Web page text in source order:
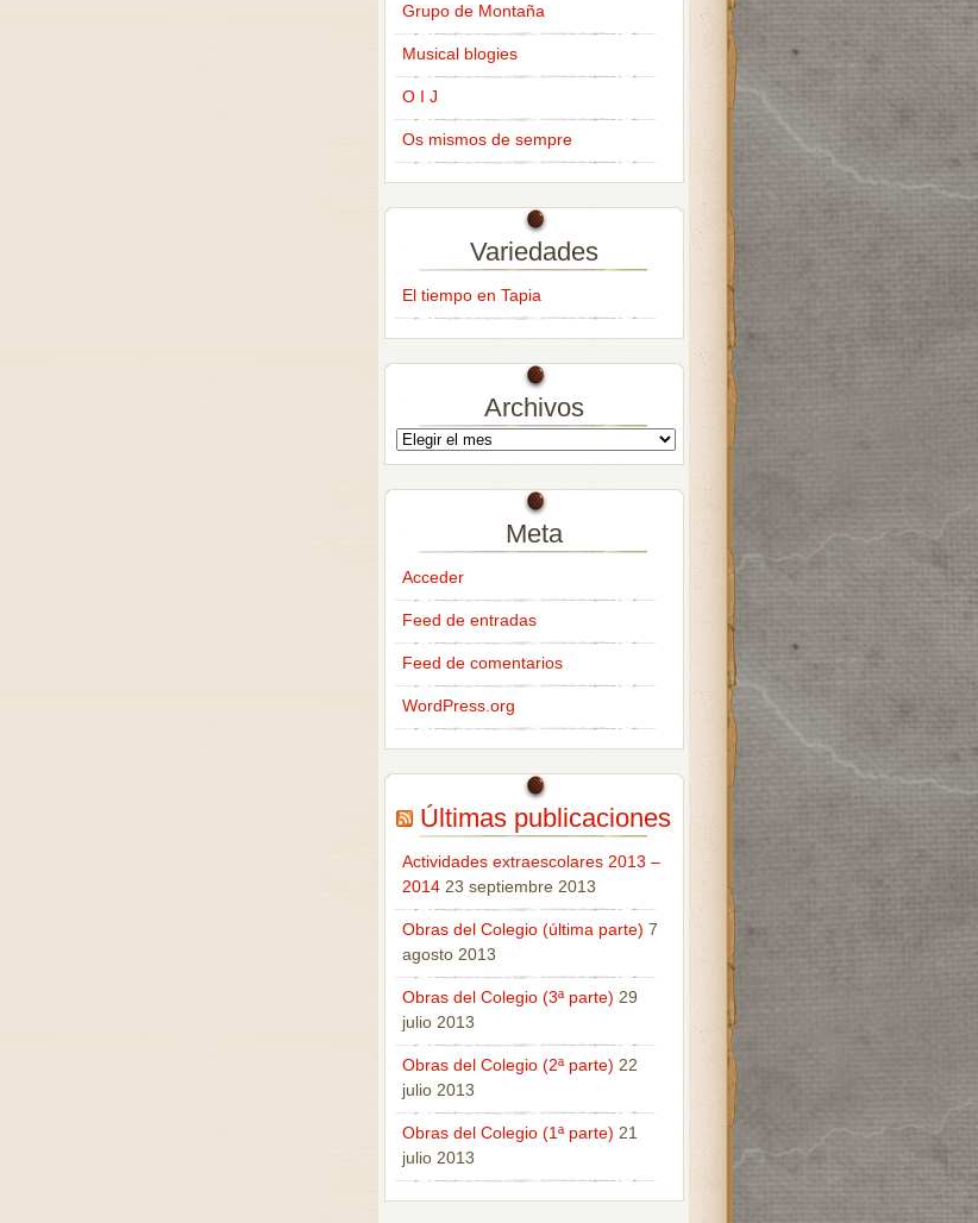
Grupo de Montaña
Musical blogies
O I J
Os mismos de sempre
Variedades
El tiempo en Tapia
Archivos
Meta
Acceder
Feed de entradas
Feed de comentarios
WordPress.org
Últimas publicaciones
Actividades extraescolares 2013 –
2014 23 septiembre 2013
Obras del Colegio (última parte) 7
agosto 2013
Obras del Colegio (3ª parte) 29
julio 2013
Obras del Colegio (2ª parte) 22
julio 2013
Obras del Colegio (1ª parte) 21
julio 2013